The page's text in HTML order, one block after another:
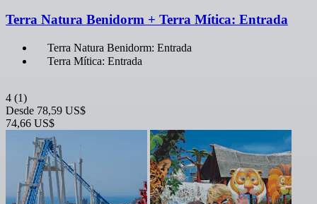
Terra Natura Benidorm + Terra Mítica: Entrada
Terra Natura Benidorm: Entrada
Terra Mítica: Entrada
4 (1)
Desde 78,59 US$
74,66 US$